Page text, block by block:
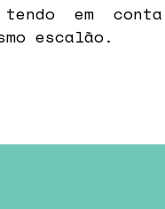
tendo em
escalão.